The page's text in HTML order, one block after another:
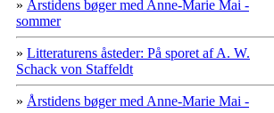
» Årstidens bøger med Anne-Marie Mai -
sommer
» Litteraturens åsteder: På sporet af A. W.
Schack von Staffeldt
» Årstidens bøger med Anne-Marie Mai -